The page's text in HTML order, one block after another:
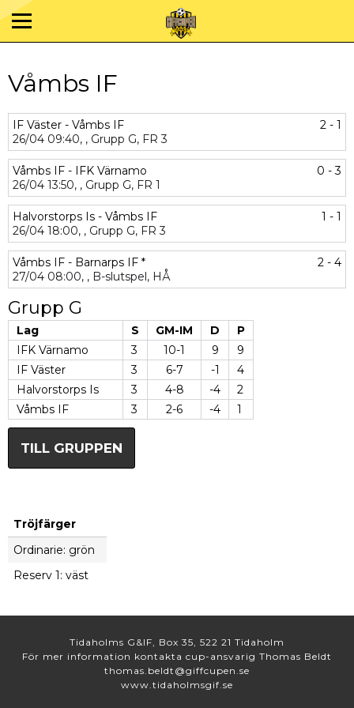
Våmbs IF
IF Väster - Våmbs IF
2 - 1
26/04 09:40, , Grupp G, FR 3
Våmbs IF - IFK Värnamo
0 - 3
26/04 13:50, , Grupp G, FR 1
Halvorstorps Is - Våmbs IF
1 - 1
26/04 18:00, , Grupp G, FR 3
Våmbs IF - Barnarps IF *
2 - 4
27/04 08:00, , B-slutspel, HÅ
Grupp G
Lag S GM-IM D
P
IFK Värnamo
3 10-1 9
9
IF Väster
3 6-7 -1
4
Halvorstorps Is
3 4-8 -4
2
Våmbs IF
3 2-6 -4 1
TILL GRUPPEN
Tröjfärger
Ordinarie: grön
Reserv 1: väst
Tidaholms G&IF, Box 35, 522 21 Tidaholm
För mer information kontakta cup-ansvarig Thomas Beldt
thomas.beldt@giffcupen.se
www.tidaholmsgif.se